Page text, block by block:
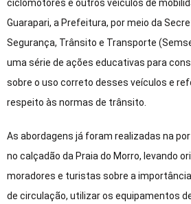
ciclomotores e outros veículos de
Guarapari, a Prefeitura, por meio da
Segurança, Trânsito e Transporte
uma série de ações educativas para
sobre o uso correto desses veículos e
respeito às normas de trânsito.
As abordagens já foram realizadas na
no calçadão da Praia do Morro, levando
moradores e turistas sobre a
de circulação, utilizar os equipamentos